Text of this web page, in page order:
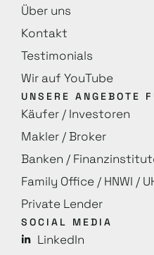
Über uns
Kontakt
Testimonials
Wir auf YouTube
UNSERE ANGEBOTE
Käufer / Investoren
Makler / Broker
Banken /
Family Office / HNWI /
Private Lender
SOCIAL MEDIA
LinkedIn